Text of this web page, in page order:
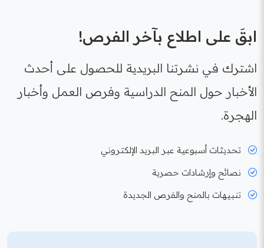
ابقَ على اطلاع بآخر الفرص!
اشترك في نشرتنا البريدية للحصول على أحدث
الأخبار حول المنح الدراسية وفرص العمل وأخبار
الهجرة.
تحديثات أسبوعية عبر البريد الإلكتروني
نصائح وإرشادات حصرية
تنبيهات بالمنح والفرص الجديدة